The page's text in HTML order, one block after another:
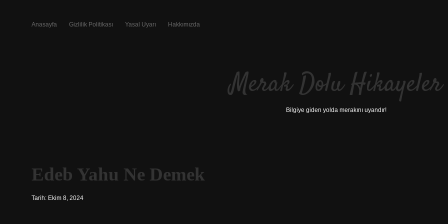
Anasayfa Gizlilik Politikası Yasal Uyarı Hakkımızda
Merak Dolu Hikayeler
Bilgiye giden yolda merakını uyandır!
Edeb Yahu Ne Demek
Tarih: Ekim 8, 2024